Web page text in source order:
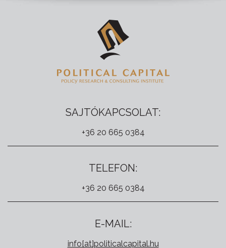
SAJTÓKAPCSOLAT:
+36 20 665 0384
TELEFON:
+36 20 665 0384
E-MAIL:
info[at]politicalcapital.hu